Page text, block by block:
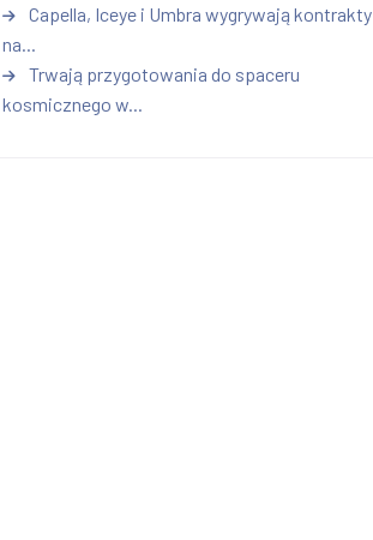
Capella, Iceye i Umbra wygrywają kontrakty
na...
Trwają przygotowania do spaceru
kosmicznego w...